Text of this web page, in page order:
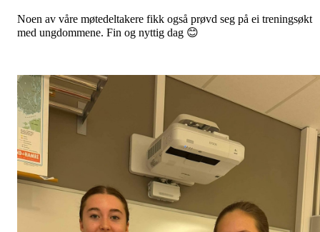
Noen av våre møtedeltakere fikk også prøvd seg på ei treningsøkt
med ungdommene. Fin og nyttig dag 😊